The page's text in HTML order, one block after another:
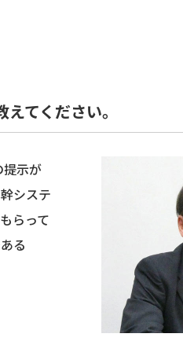
てください。
提示が
システ
らって
る